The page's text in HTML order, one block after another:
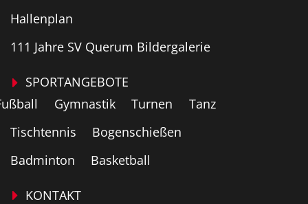
Hallenplan
111 Jahre SV Querum Bildergalerie
SPORTANGEBOTE
Gymnastik Turnen
Tanz
Tischtennis
Bogenschießen
Badminton
Basketball
KONTAKT